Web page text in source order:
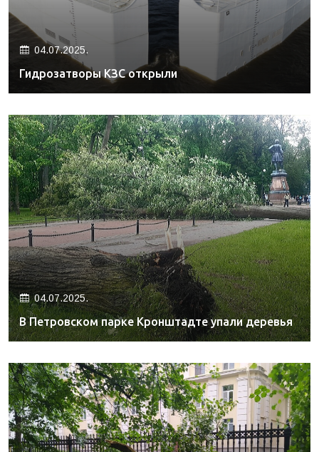
04.07.2025.
Гидрозатворы КЗС открыли
04.07.2025.
В Петровском парке Кронштадте упали деревья